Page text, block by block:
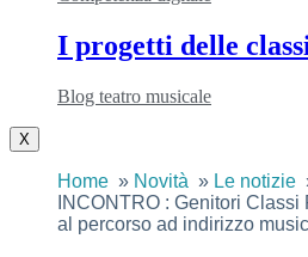
I progetti delle
Blog teatro musicale
X
Home Novità Le notizie
INCONTRO : Genitori
al percorso ad indirizzo